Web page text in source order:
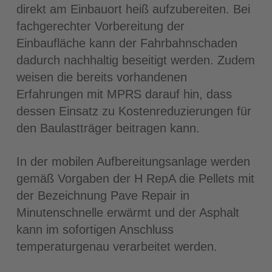
direkt am Einbauort heiß aufzubereiten. Bei
fachgerechter Vorbereitung der
Einbaufläche kann der Fahrbahnschaden
dadurch nachhaltig beseitigt werden. Zudem
weisen die bereits vorhandenen
Erfahrungen mit MPRS darauf hin, dass
dessen Einsatz zu Kostenreduzierungen für
den Baulastträger beitragen kann.
In der mobilen Aufbereitungsanlage werden
gemäß Vorgaben der H RepA die Pellets mit
der Bezeichnung Pave Repair in
Minutenschnelle erwärmt und der Asphalt
kann im sofortigen Anschluss
temperaturgenau verarbeitet werden.